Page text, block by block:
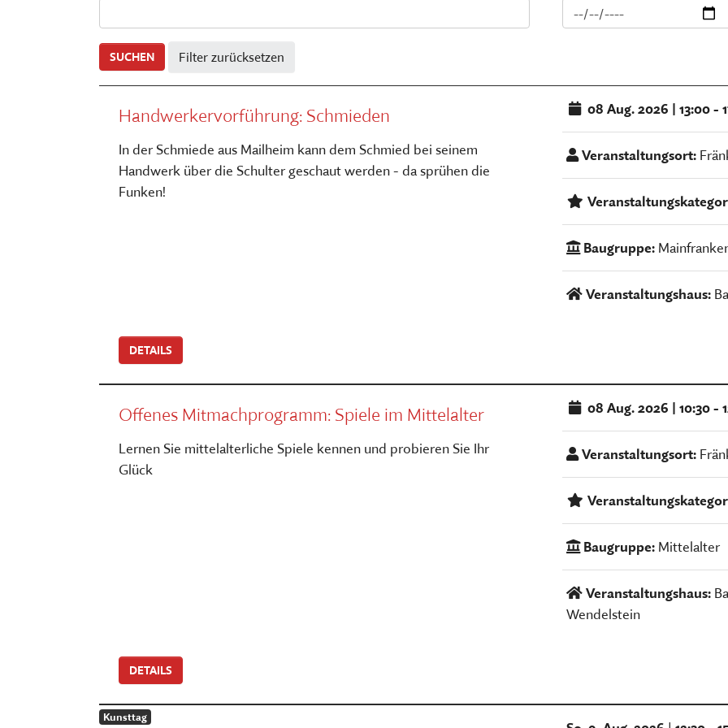
ESSEN, TRINKEN & EINKAUFEN
Freilandmuseums
STORCHENNEST
HIER KOMMEN SIE ZUM
Sammeln, bewahren,
SUCHEN Filter zurücksetzen
Handwerkervorführung: Schmieden
In der Schmiede aus Mailheim kann dem Schmied bei seinem
Handwerk über die Schulter geschaut werden - da sprühen die
Funken!
08 Aug. 2026 | 13:00 -
Veranstaltungsort:
Baugruppe:
Veranstaltungshaus:
DETAILS
Offenes Mitmachprogramm: Spiele im Mittelalter
Lernen Sie mittelalterliche Spiele kennen und probieren Sie Ihr
Glück
08 Aug. 2026 | 10:30 -
Veranstaltungsort:
Baugruppe: Mittelalter
Veranstaltungshaus:
Wendelstein
DETAILS
Kunsttag